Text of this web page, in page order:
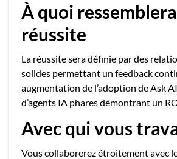
À quoi
réussite
La réussite sera définie par des
solides permettant un feedback
augmentation de l’adoption de Ask
d’agents IA phares démontrant un
Avec qui vous
Vous collaborerez étroitement avec